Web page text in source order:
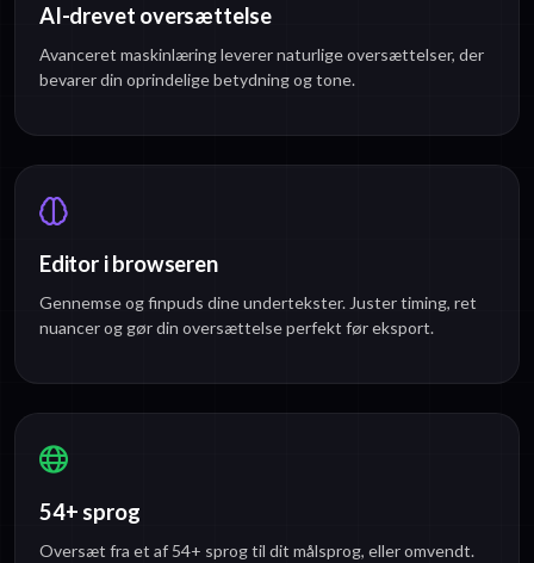
AI-drevet oversættelse
Avanceret maskinlæring leverer naturlige oversættelser, der
bevarer din oprindelige betydning og tone.
Editor i browseren
Gennemse og finpuds dine undertekster. Juster timing, ret
nuancer og gør din oversættelse perfekt før eksport.
54+ sprog
Oversæt fra et af 54+ sprog til dit målsprog, eller omvendt.